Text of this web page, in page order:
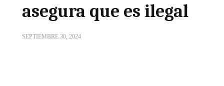
asegura que es ilegal
SEPTIEMBRE 30, 2024